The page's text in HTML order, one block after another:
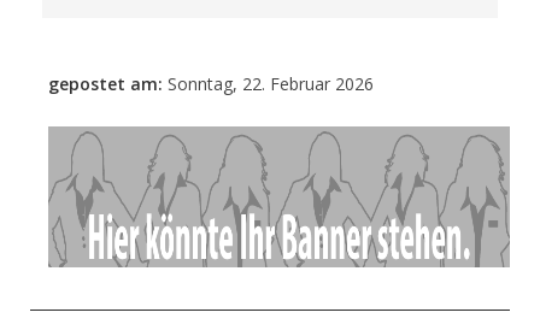
gepostet am: Sonntag, 22. Februar 2026
- Anzeige -